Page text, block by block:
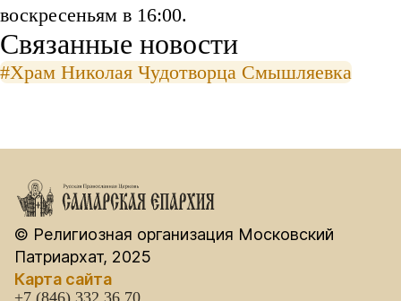
Связанные новости
#Храм Николая Чудотворца Смышляевка
воскресеньям в 16:00.
© Религиозная организация Московский
Патриархат, 2025
Карта сайта